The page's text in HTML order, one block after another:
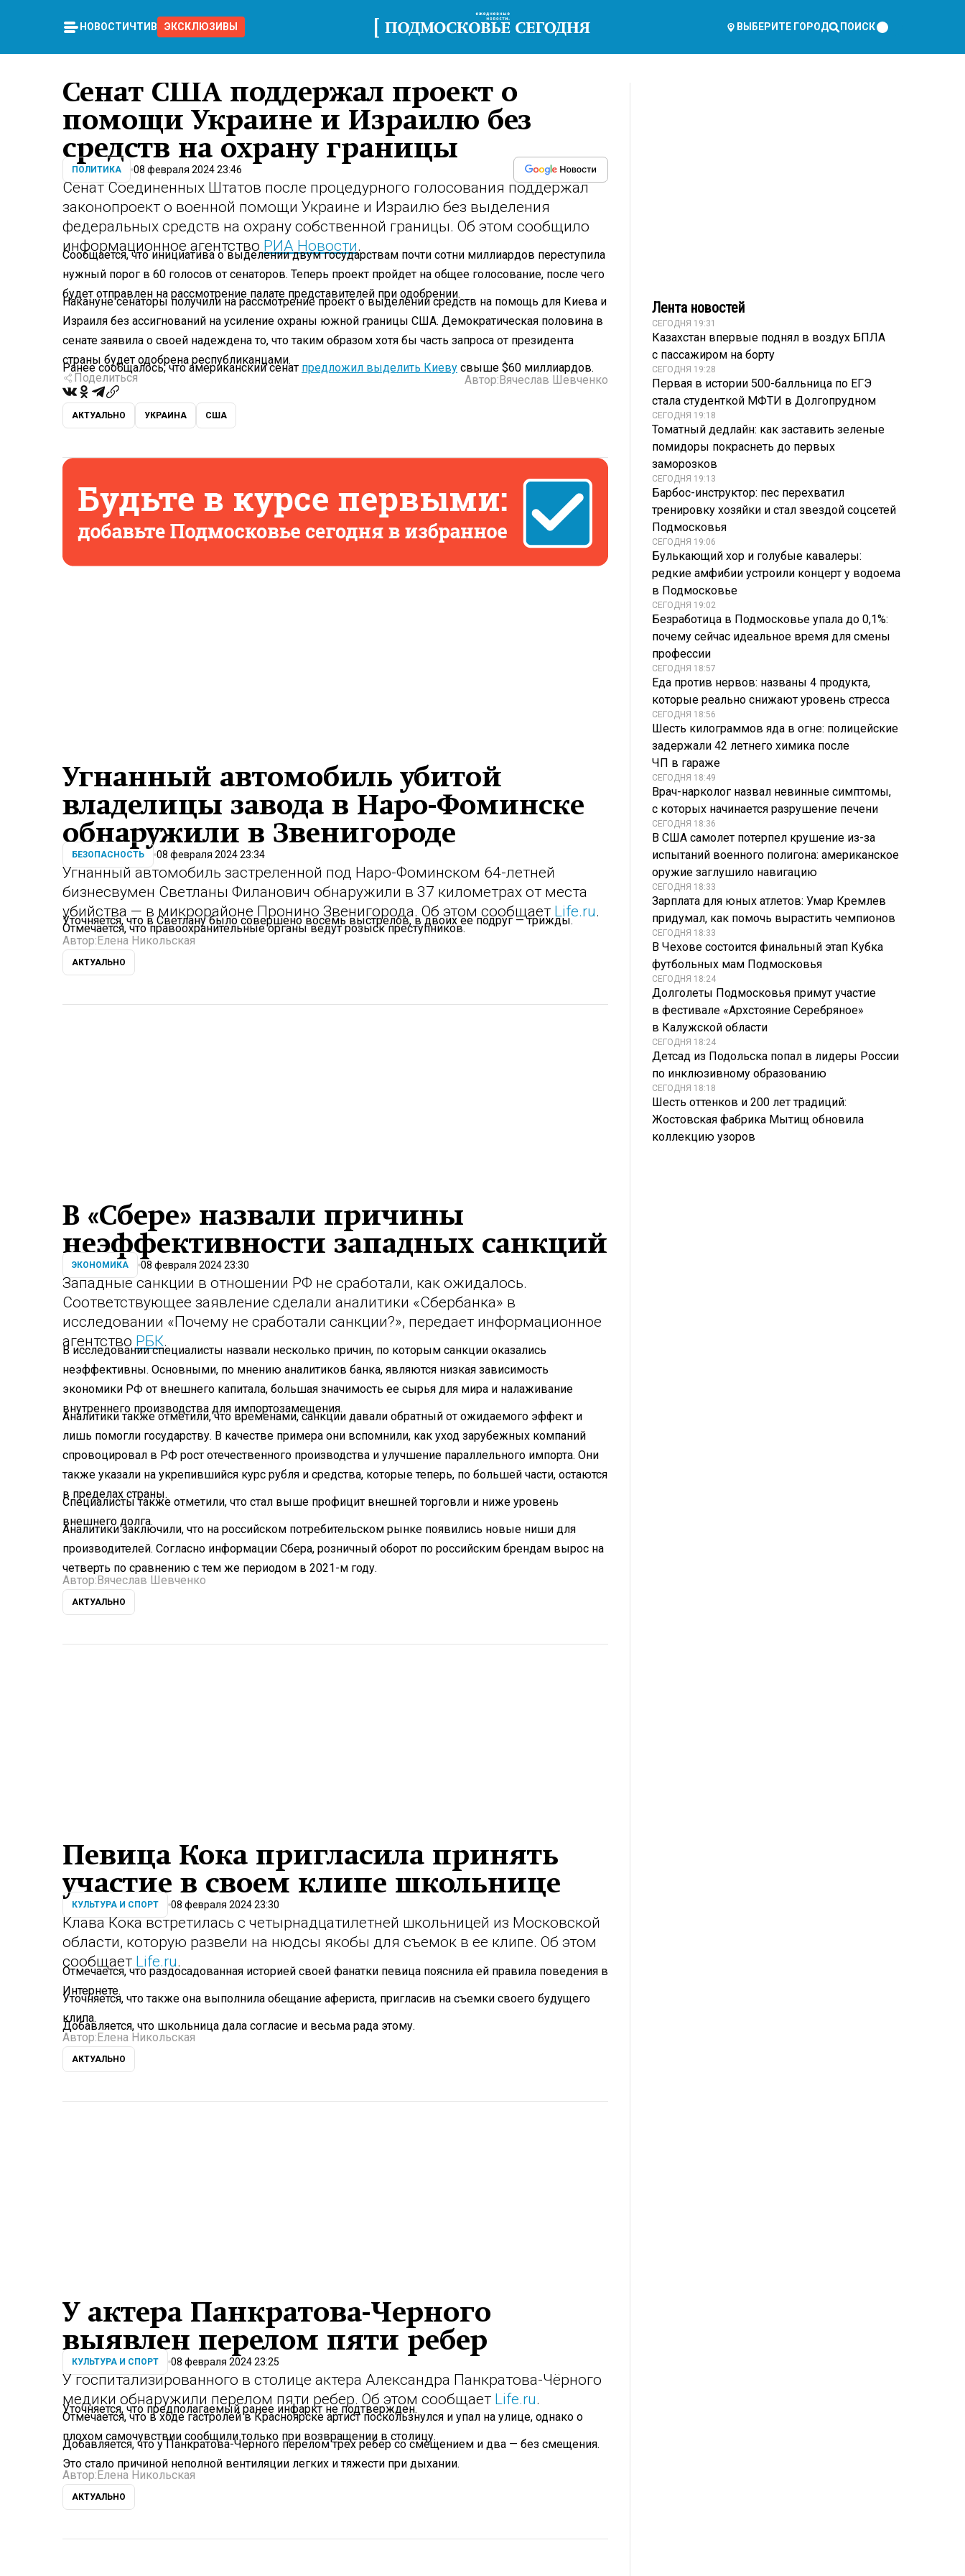
НОВОСТИ ЧТИВО ЭКСКЛЮЗИВЫ ВЫБЕРИТЕ ГОРОД ПОИСК
Сенат США поддержал проект о
помощи Украине и Израилю без
средств на охрану границы
ПОЛИТИКА 08 февраля 2024 23:46
Сенат Соединенных Штатов после процедурного голосования поддержал
законопроект о военной помощи Украине и Израилю без выделения
федеральных средств на охрану собственной границы. Об этом сообщило
информационное агентство РИА Новости.
Сообщается, что инициатива о выделении двум государствам почти сотни миллиардов переступила
нужный порог в 60 голосов от сенаторов. Теперь проект пройдет на общее голосование, после чего
будет отправлен на рассмотрение палате представителей при одобрении.
Накануне сенаторы получили на рассмотрение проект о выделении средств на помощь для Киева и
Израиля без ассигнований на усиление охраны южной границы США. Демократическая половина в
сенате заявила о своей надеждена то, что таким образом хотя бы часть запроса от президента
страны будет одобрена республиканцами.
Ранее сообщалось, что американский сенат предложил выделить Киеву свыше $60 миллиардов.
Поделиться Автор:Вячеслав Шевченко
АКТУАЛЬНО УКРАИНА США
Угнанный автомобиль убитой
владелицы завода в Наро-Фоминске
обнаружили в Звенигороде
БЕЗОПАСНОСТЬ 08 февраля 2024 23:34
Угнанный автомобиль застреленной под Наро-Фоминском 64-летней
бизнесвумен Светланы Филанович обнаружили в 37 километрах от места
убийства — в микрорайоне Пронино Звенигорода. Об этом сообщает Life.ru.
Уточняется, что в Светлану было совершено восемь выстрелов, в двоих ее подруг — трижды.
Отмечается, что правоохранительные органы ведут розыск преступников.
Автор:Елена Никольская
АКТУАЛЬНО
В «Сбере» назвали причины
неэффективности западных санкций
ЭКОНОМИКА 08 февраля 2024 23:30
Западные санкции в отношении РФ не сработали, как ожидалось.
Соответствующее заявление сделали аналитики «Сбербанка» в
исследовании «Почему не сработали санкции?», передает информационное
агентство РБК.
В исследовании специалисты назвали несколько причин, по которым санкции оказались
неэффективны. Основными, по мнению аналитиков банка, являются низкая зависимость
экономики РФ от внешнего капитала, большая значимость ее сырья для мира и налаживание
внутреннего производства для импортозамещения.
Аналитики также отметили, что временами, санкции давали обратный от ожидаемого эффект и
лишь помогли государству. В качестве примера они вспомнили, как уход зарубежных компаний
спровоцировал в РФ рост отечественного производства и улучшение параллельного импорта. Они
также указали на укрепившийся курс рубля и средства, которые теперь, по большей части, остаются
в пределах страны.
Специалисты также отметили, что стал выше профицит внешней торговли и ниже уровень
внешнего долга.
Аналитики заключили, что на российском потребительском рынке появились новые ниши для
производителей. Согласно информации Сбера, розничный оборот по российским брендам вырос на
четверть по сравнению с тем же периодом в 2021-м году.
Автор: Вячеслав Шевченко
АКТУАЛЬНО
Певица Кока пригласила принять
участие в своем клипе школьнице
КУЛЬТУРА И СПОРТ 08 февраля 2024 23:30
Клава Кока встретилась с четырнадцатилетней школьницей из Московской
области, которую развели на нюдсы якобы для съемок в ее клипе. Об этом
сообщает Life.ru.
Отмечается, что раздосадованная историей своей фанатки певица пояснила ей правила поведения в
Интернете.
Уточняется, что также она выполнила обещание афериста, пригласив на съемки своего будущего
клипа.
Добавляется, что школьница дала согласие и весьма рада этому.
Автор: Елена Никольская
АКТУАЛЬНО
У актера Панкратова-Черного
выявлен перелом пяти ребер
КУЛЬТУРА И СПОРТ 08 февраля 2024 23:25
У госпитализированного в столице актера Александра Панкратова-Чёрного
медики обнаружили перелом пяти ребер. Об этом сообщает Life.ru.
Уточняется, что предполагаемый ранее инфаркт не подтвержден.
Отмечается, что в ходе гастролей в Красноярске артист поскользнулся и упал на улице, однако о
плохом самочувствии сообщили только при возвращении в столицу.
Добавляется, что у Панкратова-Черного перелом трех ребер со смещением и два — без смещения.
Это стало причиной неполной вентиляции легких и тяжести при дыхании.
Автор: Елена Никольская
АКТУАЛЬНО
Лента новостей
СЕГОДНЯ 19:31
Казахстан впервые поднял в воздух БПЛА
с пассажиром на борту
СЕГОДНЯ 19:28
Первая в истории 500-балльница по ЕГЭ
стала студенткой МФТИ в Долгопрудном
СЕГОДНЯ 19:18
Томатный дедлайн: как заставить зеленые
помидоры покраснеть до первых
заморозков
СЕГОДНЯ 19:13
Барбос-инструктор: пес перехватил
тренировку хозяйки и стал звездой соцсетей
Подмосковья
СЕГОДНЯ 19:06
Булькающий хор и голубые кавалеры:
редкие амфибии устроили концерт у водоема
в Подмосковье
СЕГОДНЯ 19:02
Безработица в Подмосковье упала до 0,1%:
почему сейчас идеальное время для смены
профессии
СЕГОДНЯ 18:57
Еда против нервов: названы 4 продукта,
которые реально снижают уровень стресса
СЕГОДНЯ 18:56
Шесть килограммов яда в огне: полицейские
задержали 42 летнего химика после
ЧП в гараже
СЕГОДНЯ 18:49
Врач-нарколог назвал невинные симптомы,
с которых начинается разрушение печени
СЕГОДНЯ 18:36
В США самолет потерпел крушение из-за
испытаний военного полигона: американское
оружие заглушило навигацию
СЕГОДНЯ 18:33
Зарплата для юных атлетов: Умар Кремлев
придумал, как помочь вырастить чемпионов
СЕГОДНЯ 18:33
В Чехове состоится финальный этап Кубка
футбольных мам Подмосковья
СЕГОДНЯ 18:24
Долголеты Подмосковья примут участие
в фестивале «Архстояние Серебряное»
в Калужской области
СЕГОДНЯ 18:24
Детсад из Подольска попал в лидеры России
по инклюзивному образованию
СЕГОДНЯ 18:18
Шесть оттенков и 200 лет традиций:
Жостовская фабрика Мытищ обновила
коллекцию узоров